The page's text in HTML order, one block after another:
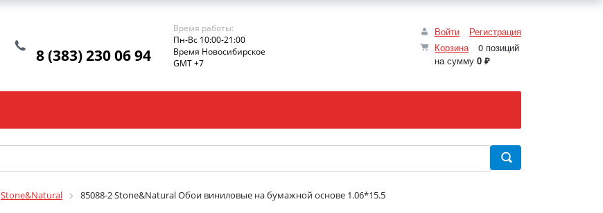
Войти
Регистрация
Корзина
0 позиций
на сумму 0 ₽
8 (383) 230 06 94
Время работы:
Пн-Вс 10:00-21:00
Время Новосибирское
GMT +7
Stone&Natural 85088-2 Stone&Natural Обои виниловые на бумажной основе 1.06*15.5